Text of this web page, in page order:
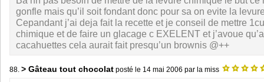
gonfle mais qu’il soit fondant donc pour sa on evite la
Cepandant j’ai deja fait la recette et je conseil de mettre
chimique et de faire un glacage c EXELENT et j’avoue
cacahuettes cela aurait fait presqu’un brownis @++
88. > Gâteau tout chocolat posté le 14 mai 2006 par la miss